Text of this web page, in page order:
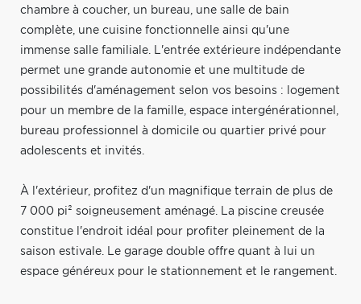
chambre à coucher, un bureau, une salle de bain
complète, une cuisine fonctionnelle ainsi qu'une
immense salle familiale. L'entrée extérieure indépendante
permet une grande autonomie et une multitude de
possibilités d'aménagement selon vos besoins : logement
pour un membre de la famille, espace intergénérationnel,
bureau professionnel à domicile ou quartier privé pour
adolescents et invités.
À l'extérieur, profitez d'un magnifique terrain de plus de
7 000 pi² soigneusement aménagé. La piscine creusée
constitue l'endroit idéal pour profiter pleinement de la
saison estivale. Le garage double offre quant à lui un
espace généreux pour le stationnement et le rangement.